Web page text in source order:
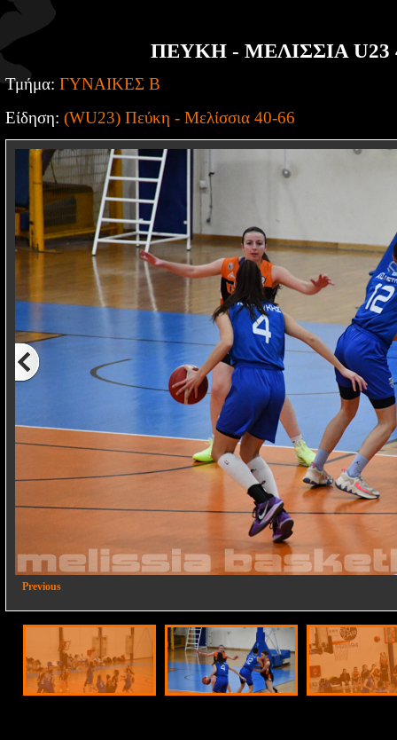
ΠΕΥΚΗ - ΜΕΛΙΣΣΙΑ U23
Τμήμα: ΓΥΝΑΙΚΕΣ Β
Είδηση: (WU23) Πεύκη - Μελίσσια 40-66
2/20
Previous